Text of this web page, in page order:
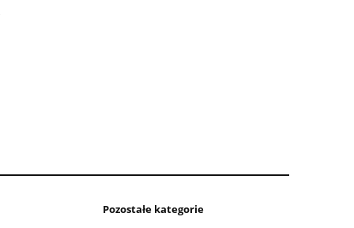
Pozostałe kategorie